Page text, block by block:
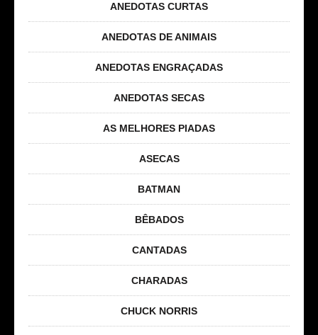
ANEDOTAS CURTAS
ANEDOTAS DE ANIMAIS
ANEDOTAS ENGRAÇADAS
ANEDOTAS SECAS
AS MELHORES PIADAS
ASECAS
BATMAN
BÊBADOS
CANTADAS
CHARADAS
CHUCK NORRIS